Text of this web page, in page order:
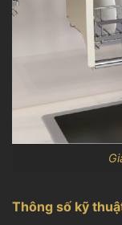
Thông số kỹ